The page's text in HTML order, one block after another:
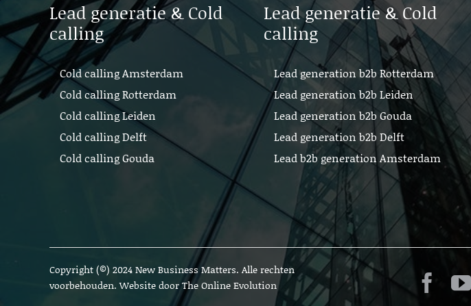
Lead generatie & Cold
calling
Cold calling Amsterdam
Cold calling Rotterdam
Cold calling Leiden
Cold calling Delft
Cold calling Gouda
Lead generatie & Cold
calling
Lead generation b2b Rotterdam
Lead generation b2b Leiden
Lead generation b2b Gouda
Lead generation b2b Delft
Lead b2b generation Amsterdam
Copyright (©) 2024 New Business Matters. Alle rechten
voorbehouden. Website doorThe Online Evolution